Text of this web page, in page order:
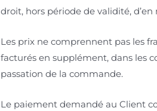
droit, hors période de validité,
Les prix ne comprennent pas les
facturés en supplément, dans les
passation de la commande.
Le paiement demandé au Client